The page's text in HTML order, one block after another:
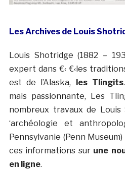
Les Archives de Louis
Louis Shotridge (1882 –
expert dans €‹ €‹les
est de l’Alaska, les Tlingits
mais passionnante, Les
nombreux travaux de
‘archéologie et
Pennsylvanie (Penn
ces informations sur une
en ligne.